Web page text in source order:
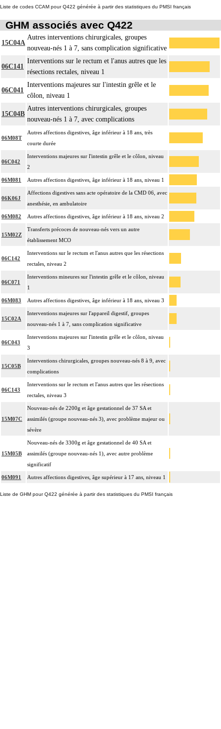
Liste de codes CCAM pour Q422 générée à partir des statistiques du PMSI français
GHM associés avec Q422
15C04A
Autres interventions chirurgicales, groupes
nouveau-nés 1 à 7, sans complication significative
06C141
Interventions sur le rectum et l'anus autres que les
résections rectales, niveau 1
06C041
Interventions majeures sur l'intestin grêle et le
côlon, niveau 1
15C04B
Autres interventions chirurgicales, groupes
nouveau-nés 1 à 7, avec complications
06M08T
Autres affections digestives, âge inférieur à 18 ans, très
courte durée
06C042
Interventions majeures sur l'intestin grêle et le côlon, niveau
2
06M081 Autres affections digestives, âge inférieur à 18 ans, niveau 1
06K06J
Affections digestives sans acte opératoire de la CMD 06, avec
anesthésie, en ambulatoire
06M082 Autres affections digestives, âge inférieur à 18 ans, niveau 2
15M02Z
Transferts précoces de nouveau-nés vers un autre
établissement MCO
06C142
Interventions sur le rectum et l'anus autres que les résections
rectales, niveau 2
06C071
Interventions mineures sur l'intestin grêle et le côlon, niveau
1
06M083 Autres affections digestives, âge inférieur à 18 ans, niveau 3
15C02A
Interventions majeures sur l'appareil digestif, groupes
nouveau-nés 1 à 7, sans complication significative
06C043
Interventions majeures sur l'intestin grêle et le côlon, niveau
3
15C05B
Interventions chirurgicales, groupes nouveau-nés 8 à 9, avec
complications
06C143
Interventions sur le rectum et l'anus autres que les résections
rectales, niveau 3
15M07C
Nouveau-nés de 2200g et âge gestationnel de 37 SA et
assimilés (groupe nouveau-nés 3), avec problème majeur ou
sévère
15M05B
Nouveau-nés de 3300g et âge gestationnel de 40 SA et
assimilés (groupe nouveau-nés 1), avec autre problème
significatif
06M091 Autres affections digestives, âge supérieur à 17 ans, niveau 1
Liste de GHM pour Q422 générée à partir des statistiques du PMSI français